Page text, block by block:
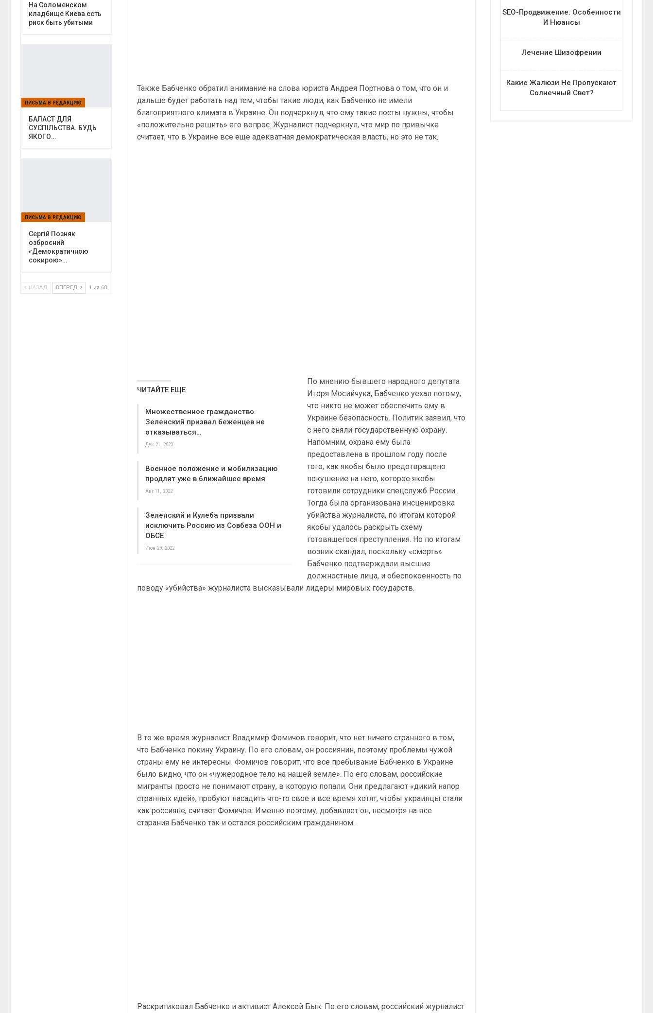
Также Бабченко обратил внимание на слова юриста Андрея Портнова о том, что он и
дальше будет работать над тем, чтобы такие люди, как Бабченко не имели
благоприятного климата в Украине. Он подчеркнул, что ему такие посты нужны, чтобы
«положительно решить» его вопрос. Журналист подчеркнул, что мир по привычке
считает, что в Украине все еще адекватная демократическая власть, но это не так.
ЧИТАЙТЕ ЕЩЕ
Множественное гражданство.
Зеленский призвал беженцев не
отказываться…
Дек 21, 2023
Военное положение и мобилизацию
продлят уже в ближайшее время
Авг 11, 2022
Зеленский и Кулеба призвали
исключить Россию из Совбеза ООН и
ОБСЕ
Июн 29, 2022
По мнению бывшего народного депутата
Игоря Мосийчука, Бабченко уехал потому,
что никто не может обеспечить ему в
Украине безопасность. Политик заявил, что
с него сняли государственную охрану.
Напомним, охрана ему была
предоставлена в прошлом году после
того, как якобы было предотвращено
покушение на него, которое якобы
готовили сотрудники спецслужб России.
Тогда была организована инсценировка
убийства журналиста, по итогам которой
якобы удалось раскрыть схему
готовящегося преступления. Но по итогам
возник скандал, поскольку «смерть»
Бабченко подтверждали высшие
должностные лица, и обеспокоенность по
поводу «убийства» журналиста высказывали лидеры мировых государств.
В то же время журналист Владимир Фомичов говорит, что нет ничего странного в том,
что Бабченко покину Украину. По его словам, он россиянин, поэтому проблемы чужой
страны ему не интересны. Фомичов говорит, что все пребывание Бабченко в Украине
было видно, что он «чужеродное тело на нашей земле». По его словам, российские
мигранты просто не понимают страну, в которую попали. Они предлагают «дикий напор
странных идей», пробуют насадить что-то свое и все время хотят, чтобы украинцы стали
как россияне, считает Фомичов. Именно поэтому, добавляет он, несмотря на все
старания Бабченко так и остался российским гражданином.
Раскритиковал Бабченко и активист Алексей Бык. По его словам, российский журналист
SEO-Продвижение: Особенности
И Нюансы
Лечение Шизофрении
Какие Жалюзи Не Пропускают
Солнечный Свет?
На Соломенском
кладбище Киева есть
риск быть убитыми
ПИСЬМА В РЕДАКЦИЮ
БАЛАСТ ДЛЯ
СУСПІЛЬСТВА. БУДЬ
ЯКОГО…
ПИСЬМА В РЕДАКЦИЮ
Сергій Позняк
озброєний
«Демократичною
сокирою»…
НАЗАД ВПЕРЕД 1 из 68